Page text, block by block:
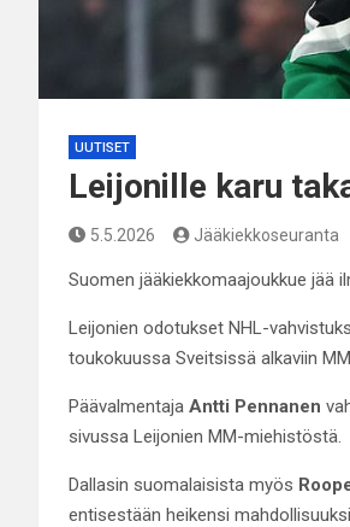
UUTISET
Leijonille karu
5.5.2026 Jääkiekkoseuranta
Suomen jääkiekkomaajoukkue jää
Leijonien odotukset NHL-
toukokuussa Sveitsissä alkaviin
Päävalmentaja Antti Pennanen
sivussa Leijonien MM-miehistöstä.
Dallasin suomalaisista myös
entisestään heikensi